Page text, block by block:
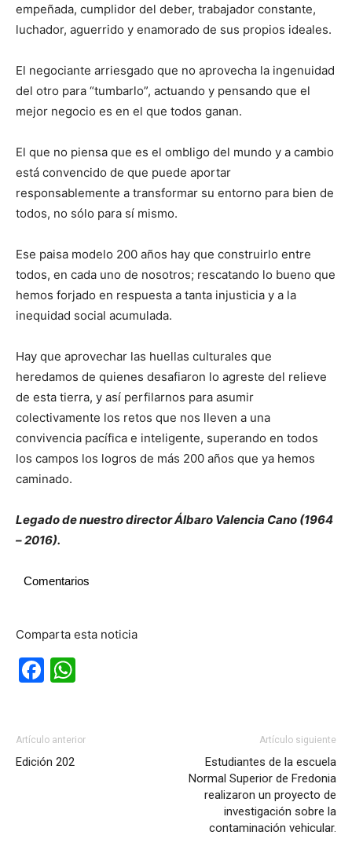
empeñada, cumplidor del deber, trabajador constante,
luchador, aguerrido y enamorado de sus propios ideales.
El negociante arriesgado que no aprovecha la ingenuidad
del otro para “tumbarlo”, actuando y pensando que el
mejor negocio es en el que todos ganan.
El que no piensa que es el ombligo del mundo y a cambio
está convencido de que puede aportar
responsablemente a transformar su entorno para bien de
todos, no sólo para sí mismo.
Ese paisa modelo 200 años hay que construirlo entre
todos, en cada uno de nosotros; rescatando lo bueno que
hemos forjado en respuesta a tanta injusticia y a la
inequidad social acumulada.
Hay que aprovechar las huellas culturales que
heredamos de quienes desafiaron lo agreste del relieve
de esta tierra, y así perfilarnos para asumir
colectivamente los retos que nos lleven a una
convivencia pacífica e inteligente, superando en todos
los campos los logros de más 200 años que ya hemos
caminado.
Legado de nuestro director Álbaro Valencia Cano (1964
– 2016).
Comentarios
Comparta esta noticia
Facebook
Artículo anterior
Edición 202
Artículo siguiente
Estudiantes de la escuela
Normal Superior de Fredonia
realizaron un proyecto de
investigación sobre la
contaminación vehicular.